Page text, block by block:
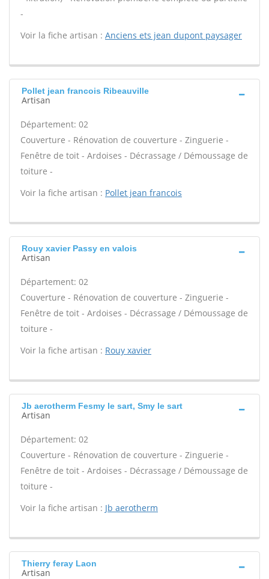
-
Voir la fiche artisan : Anciens ets jean dupont paysager
Pollet jean francois Ribeauville
Artisan
Département: 02
Couverture - Rénovation de couverture - Zinguerie -
Fenêtre de toit - Ardoises - Décrassage / Démoussage de
toiture -
Voir la fiche artisan : Pollet jean francois
Rouy xavier Passy en valois
Artisan
Département: 02
Couverture - Rénovation de couverture - Zinguerie -
Fenêtre de toit - Ardoises - Décrassage / Démoussage de
toiture -
Voir la fiche artisan : Rouy xavier
Jb aerotherm Fesmy le sart, Smy le sart
Artisan
Département: 02
Couverture - Rénovation de couverture - Zinguerie -
Fenêtre de toit - Ardoises - Décrassage / Démoussage de
toiture -
Voir la fiche artisan : Jb aerotherm
Thierry feray Laon
Artisan